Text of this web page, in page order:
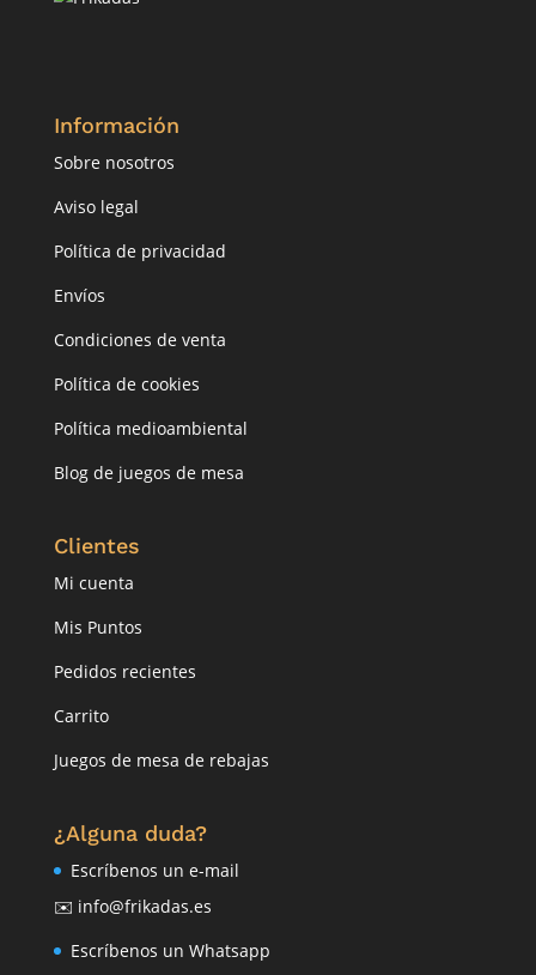
Información
Sobre nosotros
Aviso legal
Política de privacidad
Envíos
Condiciones de venta
Política de cookies
Política medioambiental
Blog de juegos de mesa
Clientes
Mi cuenta
Mis Puntos
Pedidos recientes
Carrito
Juegos de mesa de rebajas
¿Alguna duda?
Escríbenos un e-mail
✉️ info@frikadas.es
Escríbenos un Whatsapp